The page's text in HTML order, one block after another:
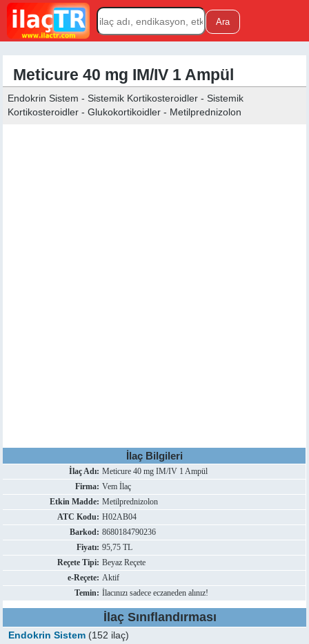
Meticure 40 mg IM/IV 1 Ampül
Endokrin Sistem - Sistemik Kortikosteroidler - Sistemik
Kortikosteroidler - Glukokortikoidler - Metilprednizolon
İlaç Bilgileri
İlaç Adı: Meticure 40 mg IM/IV 1 Ampül
Firma: Vem İlaç
Etkin Madde: Metilprednizolon
ATC Kodu: H02AB04
Barkod: 8680184790236
Fiyatı: 95,75 TL
Reçete Tipi: Beyaz Reçete
e-Reçete: Aktif
Temin: İlacınızı sadece eczaneden alınız!
İlaç Sınıflandırması
Endokrin Sistem (152 ilaç)